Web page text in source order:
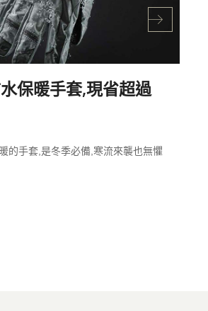
保暖手套,現省超過
的手套,是冬季必備,寒流來襲也無懼